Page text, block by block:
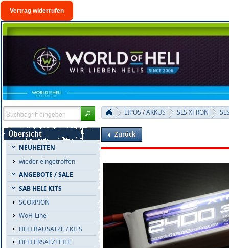
Vertrag widerrufen
Übersicht
NEUHEITEN
wieder eingetroffen
ANGEBOTE / SALE
SAB HELI KITS
SCORPION
WoH-Line
HELI BAUSÄTZE / KITS
HELI ERSATZTEILE
LIPOS / AKKUS SLS XTRON
Zurück